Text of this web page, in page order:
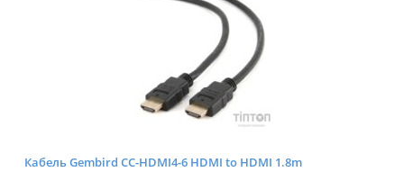
Кабель Gembird CC-HDMI4-6 HDMI to HDMI 1.8m